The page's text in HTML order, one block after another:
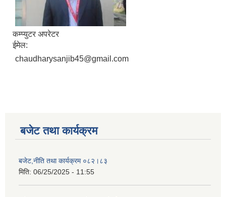
कम्प्युटर अपरेटर
ईमेल:
chaudharysanjib45@gmail.com
बजेट तथा कार्यक्रम
बजेट,नीति तथा कार्यक्रम ०८२।८३
मिति: 06/25/2025 - 11:55